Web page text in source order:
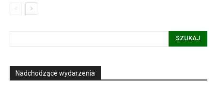
SZUKAJ
Nadchodzące wydarzenia